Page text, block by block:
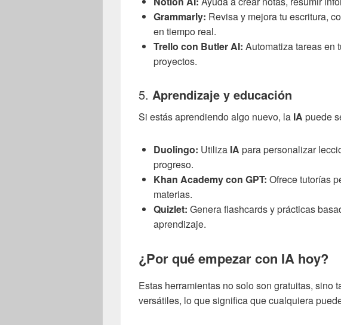
Grammarly: Revisa y mejora tu escritura,
en tiempo real.
Trello con Butler AI: Automatiza tareas en
proyectos.
5. Aprendizaje y educación
Si estás aprendiendo algo nuevo, la IA puede
Duolingo: Utiliza IA para personalizar
progreso.
Khan Academy con GPT: Ofrece tutorías
materias.
Quizlet: Genera flashcards y prácticas
aprendizaje.
¿Por qué empezar con IA hoy?
Estas herramientas no solo son gratuitas, sino
versátiles, lo que significa que cualquiera